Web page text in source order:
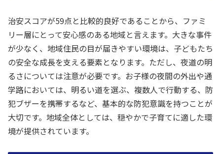
治安スコアが59点と比較的良好であることから、ファミ
リー層にとって安心感のある地域と言えます。大きな事件
が少なく、地域住民の目が届きやすい環境は、子どもたち
の安全な成長を支える要素となります。ただし、夜道の明
るさについては注意が必要です。お子様の夜間の外出や通
学路においては、明るい道を選ぶ、複数人で行動する、防
犯ブザーを携帯するなど、基本的な防犯意識を持つことが
大切です。地域全体としては、穏やかで子育てに適した環
境が提供されています。